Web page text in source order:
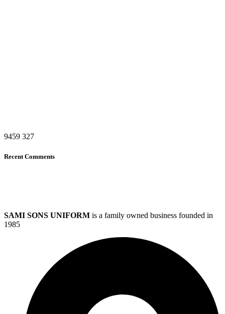
9459 327
Recent Comments
SAMI SONS UNIFORM is a family owned business founded in
1985